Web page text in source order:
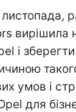
вирішила
і
умов і
для